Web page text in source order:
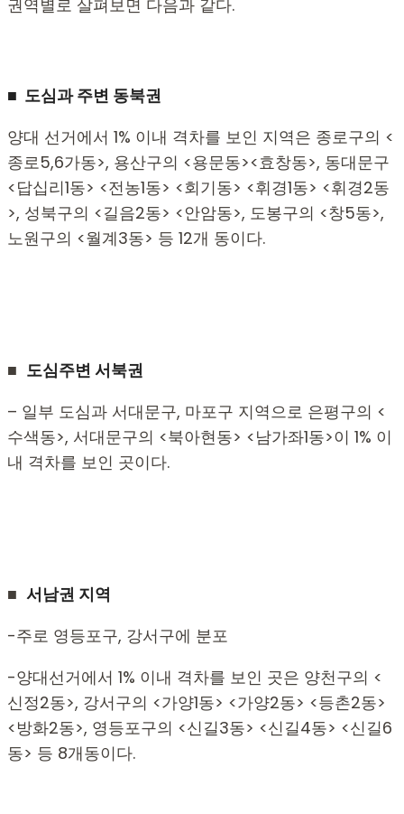
권역별로 살펴보면 다음과 같다.
■ 도심과 주변 동북권
양대 선거에서 1% 이내 격차를 보인 지역은 종로구의 <
종로5,6가동>, 용산구의 <용문동><효창동>, 동대문구
<답십리1동> <전농1동> <회기동> <휘경1동> <휘경2동
>, 성북구의 <길음2동> <안암동>, 도봉구의 <창5동>,
노원구의 <월계3동> 등 12개 동이다.
■ 도심주변 서북권
– 일부 도심과 서대문구, 마포구 지역으로 은평구의 <
수색동>, 서대문구의 <북아현동> <남가좌1동>이 1% 이
내 격차를 보인 곳이다.
■ 서남권 지역
-주로 영등포구, 강서구에 분포
-양대선거에서 1% 이내 격차를 보인 곳은 양천구의 <
신정2동>, 강서구의 <가양1동> <가양2동> <등촌2동>
<방화2동>, 영등포구의 <신길3동> <신길4동> <신길6
동> 등 8개동이다.